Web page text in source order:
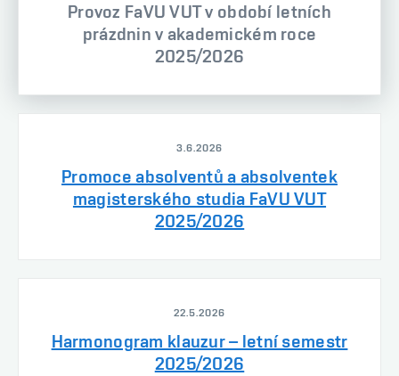
Provoz FaVU VUT v období letních
prázdnin v akademickém roce
2025/2026
3.6.2026
Promoce absolventů a absolventek
magisterského studia FaVU VUT
2025/2026
22.5.2026
Harmonogram klauzur – letní semestr
2025/2026